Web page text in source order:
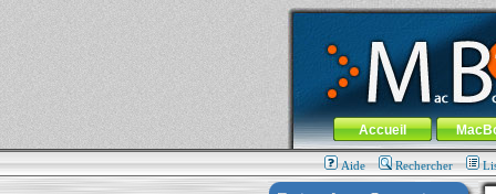
MacBook-fr.com : 100% Apple... 100%
Aller au contenu-Aller au menu
Menu général
Accueil
Aide Rechercher